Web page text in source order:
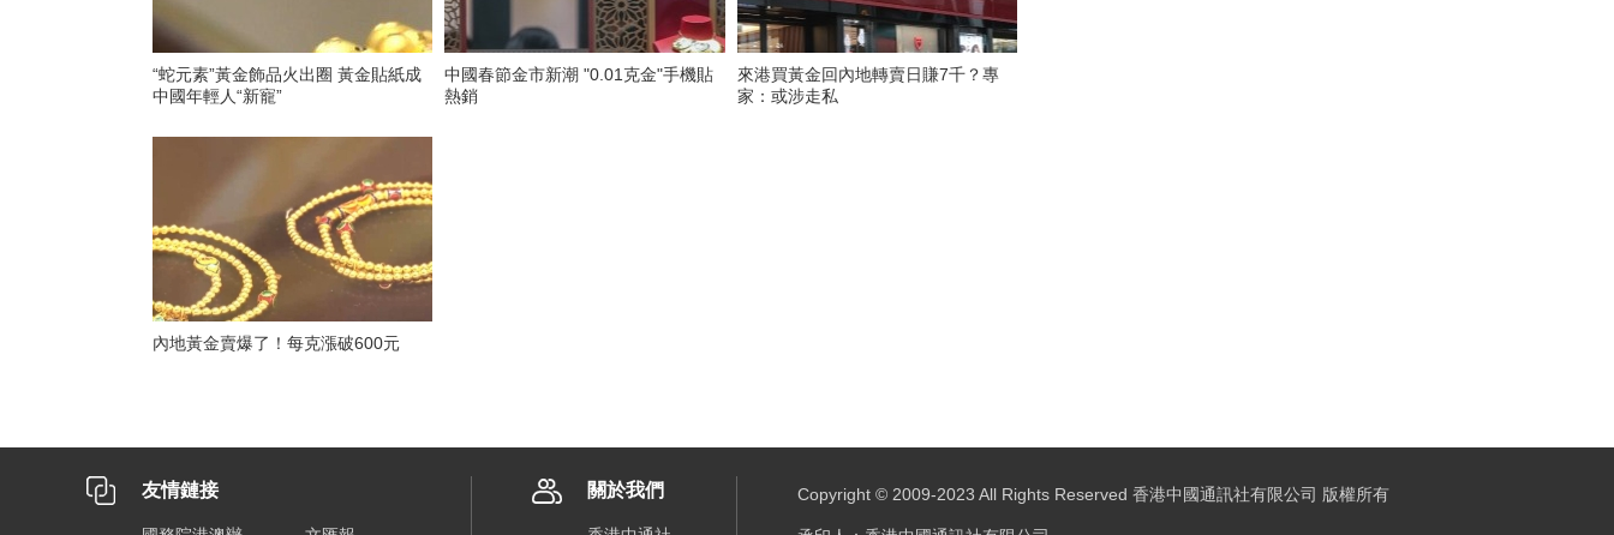
“蛇元素”黃金飾品火出圈 黃金貼紙成
中國年輕人“新寵”
中國春節金市新潮 "0.01克金"手機貼
熱銷
來港買黃金回內地轉賣日賺7千？專
家：或涉走私
內地黃金賣爆了！每克漲破600元
友情鏈接 關於我們 Copyright © 2009-2023 All Rights Reserved 香港中國通訊社有限公司 版權所有